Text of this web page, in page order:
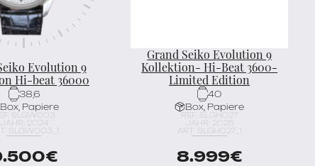
Evolution 9
Hi-beat 36000
38,6
Box, Papiere
SLGW003
JAHR: 2024
SLGW003_1
€
Grand Seiko Evolution 9
Kollektion- Hi-Beat 3600-
Limited Edition
40
Box, Papiere
REF. SLGH027
JAHR: 2025
ART. SLGH027_1
8.999€